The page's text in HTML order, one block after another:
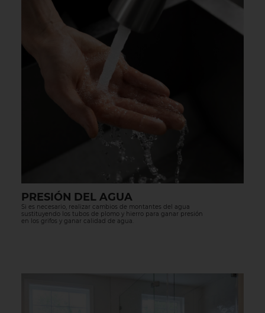
PRESIÓN DEL AGUA
Si es necesario, realizar cambios de montantes del agua
sustituyendo los tubos de plomo y hierro para ganar presión
en los grifos y ganar calidad de agua.